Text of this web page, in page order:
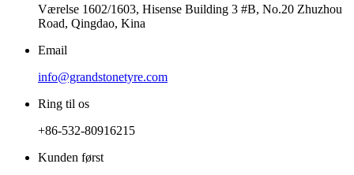
Værelse 1602/1603, Hisense Building 3 #B, No.20 Zhuzhou
Road, Qingdao, Kina
Email
info@grandstonetyre.com
Ring til os
+86-532-80916215
Kunden først